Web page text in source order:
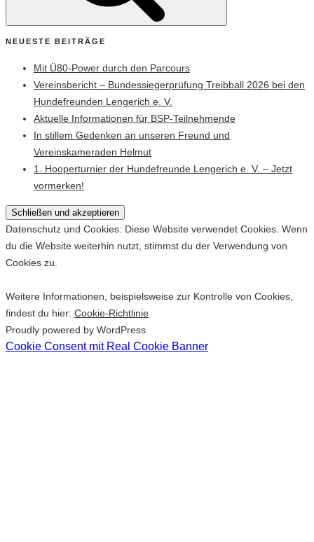
NEUESTE BEITRÄGE
Mit Ü80-Power durch den Parcours
Vereinsbericht – Bundessiegerprüfung Treibball 2026 bei den
Hundefreunden Lengerich e. V.
Aktuelle Informationen für BSP-Teilnehmende
In stillem Gedenken an unseren Freund und
Vereinskameraden Helmut
1. Hooperturnier der Hundefreunde Lengerich e. V. – Jetzt
vormerken!
Datenschutz und Cookies: Diese Website verwendet Cookies. Wenn
du die Website weiterhin nutzt, stimmst du der Verwendung von
Cookies zu.
Weitere Informationen, beispielsweise zur Kontrolle von Cookies,
findest du hier: Cookie-Richtlinie
Proudly powered by WordPress
Cookie Consent mit Real Cookie Banner